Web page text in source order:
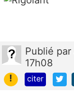
Publié par
17h08
!
citer